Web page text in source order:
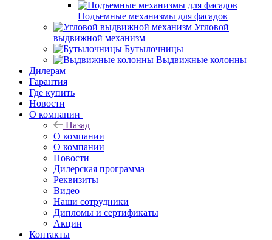
Подъемные механизмы для фасадов
Угловой
выдвижной механизм
Бутылочницы
Выдвижные колонны
Дилерам
Гарантия
Где купить
Новости
О компании
Назад
О компании
О компании
Новости
Дилерская программа
Реквизиты
Видео
Наши сотрудники
Дипломы и сертификаты
Акции
Контакты